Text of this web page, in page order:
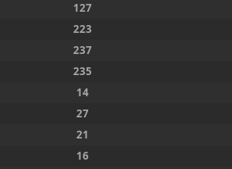
127
223
237
235
14
27
21
16